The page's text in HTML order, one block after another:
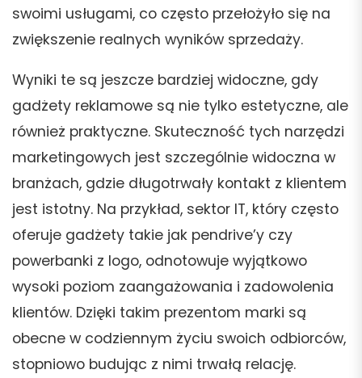
swoimi usługami, co często przełożyło się na
zwiększenie realnych wyników sprzedaży.
Wyniki te są jeszcze bardziej widoczne, gdy
gadżety reklamowe są nie tylko estetyczne, ale
również praktyczne. Skuteczność tych narzędzi
marketingowych jest szczególnie widoczna w
branżach, gdzie długotrwały kontakt z klientem
jest istotny. Na przykład, sektor IT, który często
oferuje gadżety takie jak pendrive’y czy
powerbanki z logo, odnotowuje wyjątkowo
wysoki poziom zaangażowania i zadowolenia
klientów. Dzięki takim prezentom marki są
obecne w codziennym życiu swoich odbiorców,
stopniowo budując z nimi trwałą relację.